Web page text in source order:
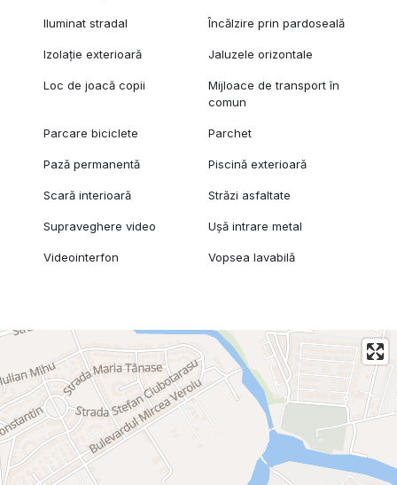
Iluminat stradal Încălzire prin pardoseală
Izolație exterioară Jaluzele orizontale
Loc de joacă copii
Mijloace de transport în
comun
Parcare biciclete Parchet
Pază permanentă Piscină exterioară
Scară interioară Străzi asfaltate
Supraveghere video Ușă intrare metal
Videointerfon Vopsea lavabilă